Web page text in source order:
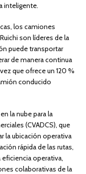
inteligente.
los camiones
son líderes de la
puede transportar
de manera continua
que ofrece un 120 %
conducido
la nube para la
(CVADCS), que
la ubicación operativa
rápida de las rutas,
operativa,
colaborativas de la